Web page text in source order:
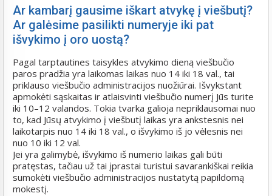
Ar kambarį gausime iškart atvykę į viešbutį?
Ar galėsime pasilikti numeryje iki pat
išvykimo į oro uostą?
Pagal tarptautines taisykles atvykimo dieną viešbučio
paros pradžia yra laikomas laikas nuo 14 iki 18 val., tai
priklauso viešbučio administracijos nuožiūrai. Išvykstant
apmokėti sąskaitas ir atlaisvinti viešbučio numerį Jūs turite
iki 10–12 valandos. Tokia tvarka galioja nepriklausomai nuo
to, kad Jūsų atvykimo į viešbutį laikas yra ankstesnis nei
laikotarpis nuo 14 iki 18 val., o išvykimo iš jo vėlesnis nei
nuo 10 iki 12 val.
Jei yra galimybė, išvykimo iš numerio laikas gali būti
pratęstas, tačiau už tai įprastai turistui savarankiškai reikia
sumokėti viešbučio administracijos nustatytą papildomą
mokestį.